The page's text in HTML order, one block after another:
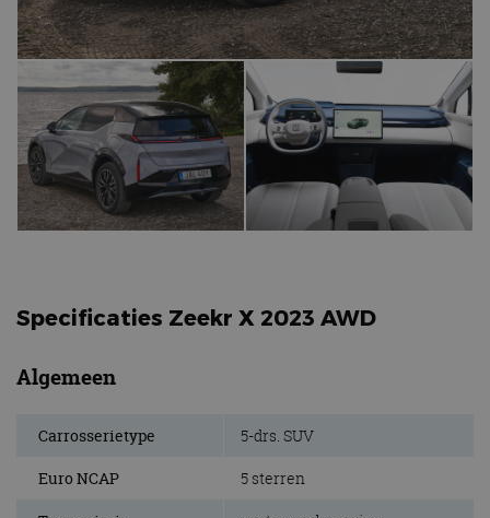
Specificaties Zeekr X 2023 AWD
Algemeen
Carrosserietype 5-drs. SUV
Euro NCAP 5 sterren